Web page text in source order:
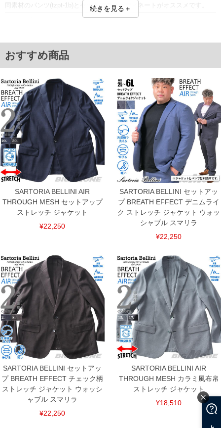
同素材のパンツ(tzpt-1b)とセットでのコーディネートがオススメです。
4L/54/64/136/78
5L/56/65/142/80
単位はcm
※【返品交換について】
返品交換希望の方は、商品到着後1週間以内にご連絡ください。
下着(肌着)やワイシャツは商品の性質上、返品交換不可とさせて頂いております。予め
ご了承くださいませ。
※【ボトムの裾上げをご希望の場合】
裾上げ料金は500円+税となります。
備考欄に股下●cmとご記入下さい。（裾上げ無料対象商品は1本につき税込6,000円以
上の品が対象。1本5,999円以下の商品は有料（500円+税）となります。）
出荷まで約1週間～20日間程お時間を頂く場合がございます。
尚、裾上げした商品は返品・交換不可となりますので、予めご了承下さい。
一部、お直しに対応出来ない商品がございます。(例：裾にファスナーや調節ひもが付
いている、極端なデザインが施されている等)
※商品によって若干のサイズの誤差がございます。また、お客様がご使用の環境（コ
ンピュータ画面）によって、商品の色味が若干異なる場合がございます。予めご了承
※当店での掲載商品は、実店鋪と在庫を共用しておりますので店頭での売り違い、店
舗からのお取り寄せ等により、お客様にご迷惑をお掛けしてしまう場合がございま
ITEM INTRODUCTION
続きを見る＋
おすすめ商品
SARTORIA BELLINI AIR
THROUGH MESH セットアップ
ストレッチ ジャケット
¥22,250
SARTORIA BELLINI セットアッ
プ BREATH EFFECT デニムライ
ク ストレッチ ジャケット ウォッ
シャブル スマリラ
¥22,250
SARTORIA BELLINI セットアッ
プ BREATH EFFECT チェック柄
ストレッチ ジャケット ウォッシ
ャブル スマリラ
¥22,250
SARTORIA BELLINI AIR
THROUGH MESH カラミ風布帛
ストレッチ ジャケット
¥18,510